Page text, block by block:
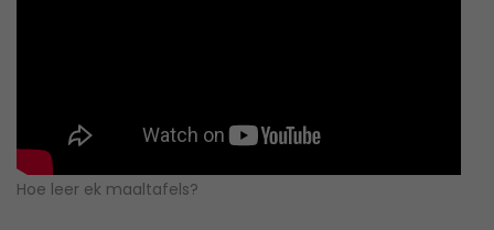
Hoe leer ek maaltafels?